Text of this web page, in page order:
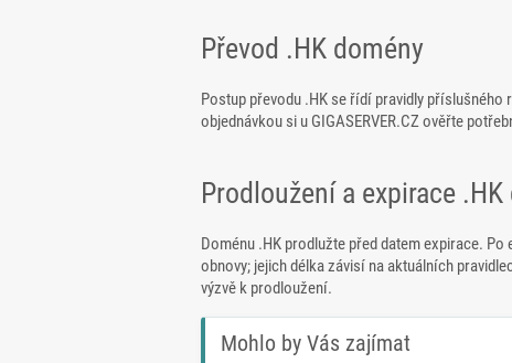
Převod .HK domény
Postup převodu .HK se řídí pravidly
objednávkou si u GIGASERVER.CZ ověřte
Prodloužení a expirace
Doménu .HK prodlužte před datem expirace.
obnovy; jejich délka závisí na aktuálních
výzvě k prodloužení.
Mohlo by Vás zajímat